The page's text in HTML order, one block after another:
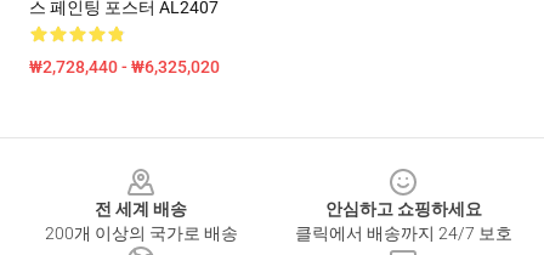
스 페인팅 포스터 AL2407
₩2,728,440 - ₩6,325,020
전 세계 배송
200개 이상의 국가로 배송
안심하고 쇼핑하세요
클릭에서 배송까지 24/7 보호